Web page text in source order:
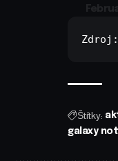
Zdroj:
Štítky:
galaxy